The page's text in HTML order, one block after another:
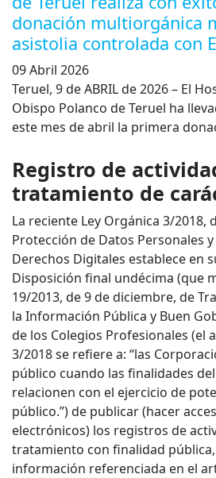
donación multiorgánica
asistolia controlada con
09 Abril 2026
Teruel, 9 de ABRIL de 2026 – El
Obispo Polanco de Teruel ha
este mes de abril la primera
Registro de
tratamiento de
La reciente Ley Orgánica 3/2018,
Protección de Datos Personales
Derechos Digitales establece en
Disposición final undécima (que
19/2013, de 9 de diciembre, de
la Información Pública y Buen
de los Colegios Profesionales (el
3/2018 se refiere a: “las
público cuando las finalidades
relacionen con el ejercicio de
público.”) de publicar (hacer
electrónicos) los registros de
tratamiento con finalidad
información referenciada en el